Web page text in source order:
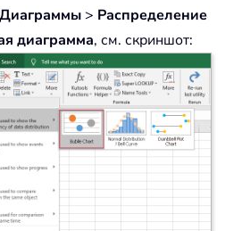
Диаграммы > Распределение
диаграмма, см. скриншот: